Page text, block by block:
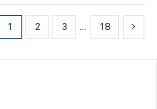
1 2 3 … 18